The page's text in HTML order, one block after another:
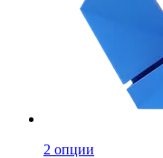
2 опции